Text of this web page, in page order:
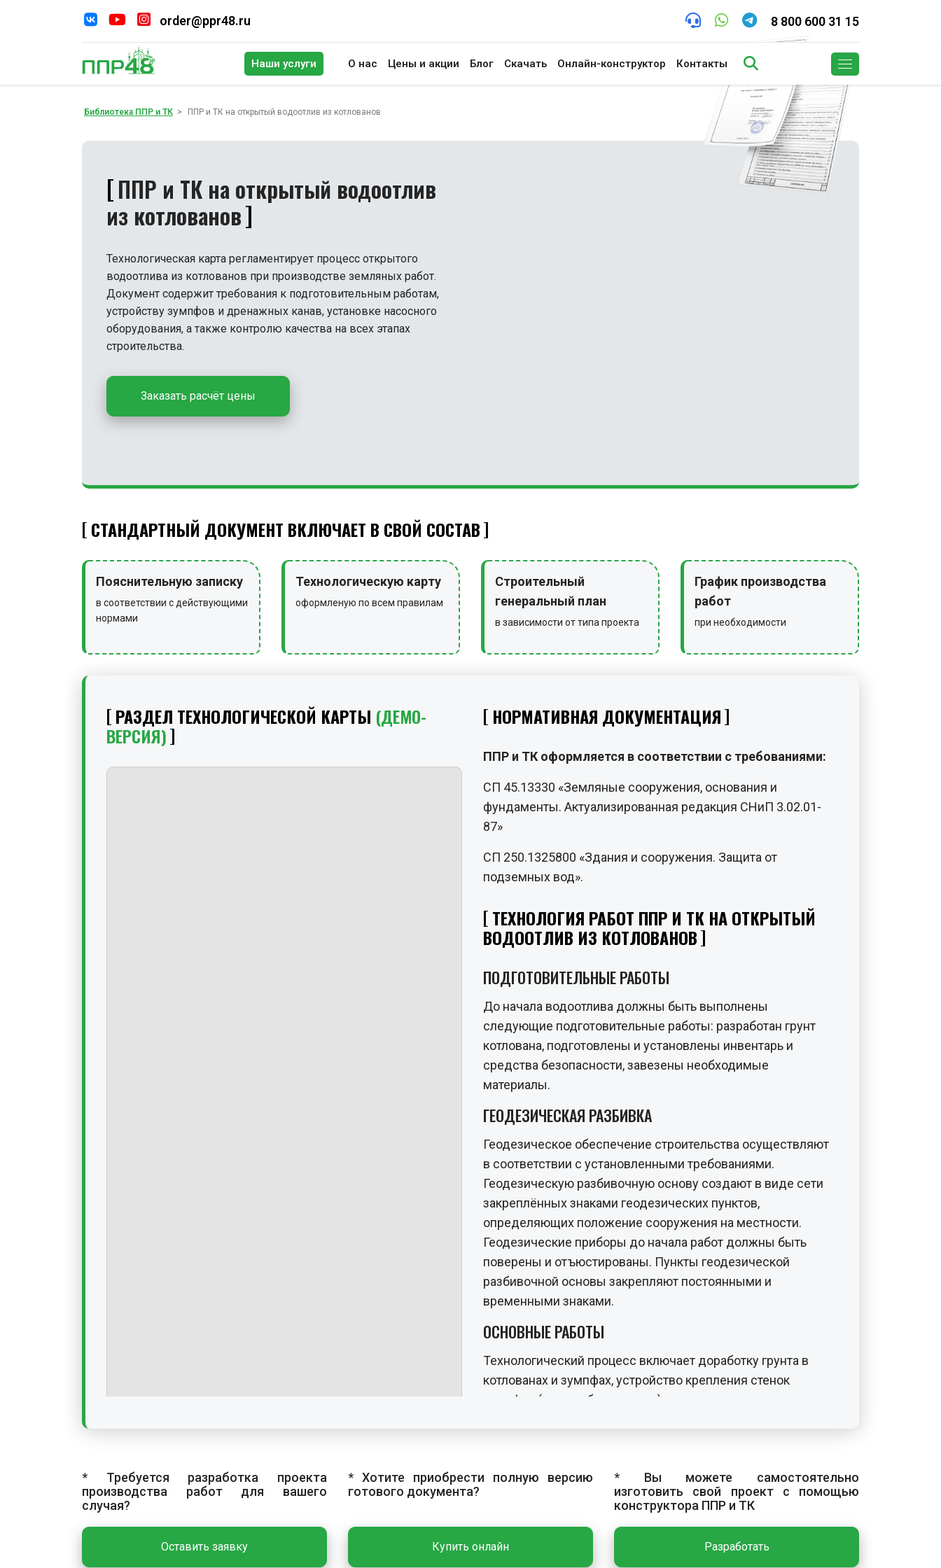
order@ppr48.ru 8 800 600 31 15
Наши услуги О нас Цены и акции Блог Скачать Онлайн-конструктор Контакты
Библиотека ППР и ТК ППР и ТК на открытый водоотлив из котлованов
ППР и ТК на открытый водоотлив
из котлованов
Технологическая карта регламентирует процесс открытого
водоотлива из котлованов при производстве земляных работ.
Документ содержит требования к подготовительным работам,
устройству зумпфов и дренажных канав, установке насосного
оборудования, а также контролю качества на всех этапах
строительства.
Заказать расчёт цены
СТАНДАРТНЫЙ ДОКУМЕНТ ВКЛЮЧАЕТ В СВОЙ СОСТАВ
Пояснительную записку
в соответствии с действующими
нормами
Технологическую карту
оформленую по всем правилам
Строительный
генеральный план
в зависимости от типа проекта
График производства
работ
при необходимости
РАЗДЕЛ ТЕХНОЛОГИЧЕСКОЙ КАРТЫ (ДЕМО-
ВЕРСИЯ)
НОРМАТИВНАЯ ДОКУМЕНТАЦИЯ
ППР и ТК оформляется в соответствии с требованиями:
СП 45.13330 «Земляные сооружения, основания и
фундаменты. Актуализированная редакция СНиП 3.02.01-
87»
СП 250.1325800 «Здания и сооружения. Защита от
подземных вод».
ТЕХНОЛОГИЯ РАБОТ ППР И ТК НА ОТКРЫТЫЙ
ВОДООТЛИВ ИЗ КОТЛОВАНОВ
ПОДГОТОВИТЕЛЬНЫЕ РАБОТЫ
До начала водоотлива должны быть выполнены
следующие подготовительные работы: разработан грунт
котлована, подготовлены и установлены инвентарь и
средства безопасности, завезены необходимые
материалы.
ГЕОДЕЗИЧЕСКАЯ РАЗБИВКА
Геодезическое обеспечение строительства осуществляют
в соответствии с установленными требованиями.
Геодезическую разбивочную основу создают в виде сети
закреплённых знаками геодезических пунктов,
определяющих положение сооружения на местности.
Геодезические приборы до начала работ должны быть
поверены и отъюстированы. Пункты геодезической
разбивочной основы закрепляют постоянными и
временными знаками.
ОСНОВНЫЕ РАБОТЫ
Технологический процесс включает доработку грунта в
котлованах и зумпфах, устройство крепления стенок
зумпфов (при необходимости), установку и подключение
(водосборники), к которым вода поступает по канавкам и
водостокам. Вместимость зумпфа должна быть не менее 5-
минутной производительности насоса. Дренажные канавы
могут быть открытыми или заполненными фильтрующим
материалом. Ширина канав по дну — не менее 0,3 м, уклон
* Требуется разработка проекта
производства работ для вашего
случая?
Оставить заявку
* Хотите приобрести полную версию
готового документа?
Купить онлайн
* Вы можете самостоятельно
изготовить свой проект с помощью
конструктора ППР и ТК
Разработать
Поиск